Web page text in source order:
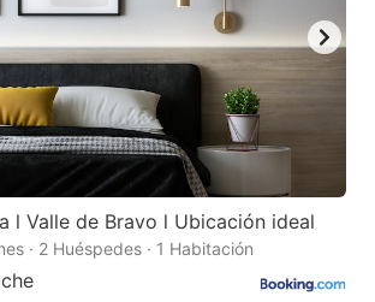
l Valle de Bravo l Ubicación ideal
· 2 Huéspedes · 1 Habitación